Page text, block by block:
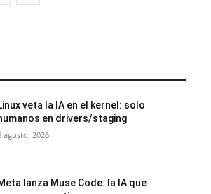
veta la IA en el kernel: solo
en drivers/staging
agosto, 2026
lanza Muse Code: la IA que